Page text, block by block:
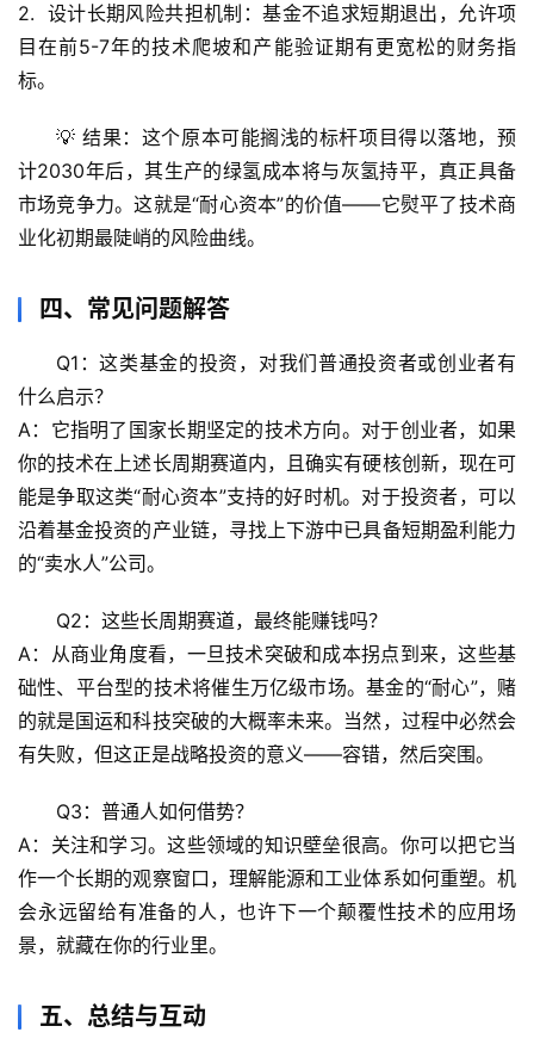
科
技
前
心
理
驿
求
真
2. 设计长期风险共担机制 ：基金不追求短期退出，允许项
目在前5-7年的技术爬坡和产能验证期有更宽松的财务指
标。
💡 结果 ：这个原本可能搁浅的标杆项目得以落地，预
计2030年后，其生产的绿氢成本将与灰氢持平，真正具备
市场竞争力。这就是“耐心资本”的价值——它熨平了技术商
业化初期最陡峭的风险曲线。
四、常见问题解答
Q1：这类基金的投资，对我们普通投资者或创业者有
什么启示？
A：它指明了国家长期坚定的技术方向。对于创业者，如果
你的技术在上述长周期赛道内，且确实有硬核创新，现在可
能是争取这类“耐心资本”支持的好时机。对于投资者，可以
沿着基金投资的产业链，寻找上下游中已具备短期盈利能力
的“卖水人”公司。
Q2：这些长周期赛道，最终能赚钱吗？
A：从商业角度看，一旦技术突破和成本拐点到来，这些基
础性、平台型的技术将催生万亿级市场。基金的“耐心”，赌
的就是国运和科技突破的大概率未来。当然，过程中必然会
有失败，但这正是战略投资的意义——容错，然后突围。
Q3：普通人如何借势？
A：关注和学习。这些领域的知识壁垒很高。你可以把它当
作一个长期的观察窗口，理解能源和工业体系如何重塑。机
会永远留给有准备的人，也许下一个颠覆性技术的应用场
景，就藏在你的行业里。
五、总结与互动